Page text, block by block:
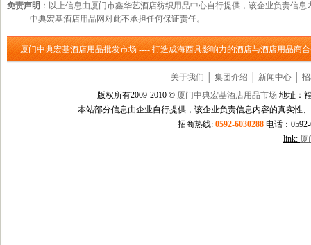
免责声明 ：以上信息由厦门市鑫华艺酒店纺织用品中心自行提供，该企业负责信
中典宏基酒店用品网对此不承担任何保证责任。
·厦门中典宏基酒店用品批发市场 ---- 打造成海西具影响力的酒店与酒店用品商
关于我们 集团介绍 新闻中心│
版权所有2009-2010 © 厦门中典宏基酒店用品市场 地址：
本站部分信息由企业自行提供，该企业负责信息内容的真实性
招商热线: 0592-6030288 电话：
link: 厦